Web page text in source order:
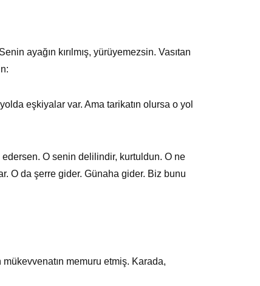
ayağın kırılmış, yürüyemezsin. Vasıtan
eşkiyalar var. Ama tarikatın olursa o yol
edersen. O senin delilindir, kurtuldun. O ne
O da şerre gider. Günaha gider. Biz bunu
memuru etmiş. Karada,